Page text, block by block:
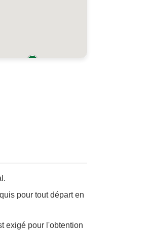
pour tout départ en
exigé pour l'obtention